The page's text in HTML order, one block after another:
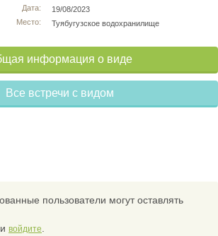
Дата:
Место:
19/08/2023
Туябугузское водохранилище
информация о виде
Все встречи с видом
пользователи могут оставлять
войдите